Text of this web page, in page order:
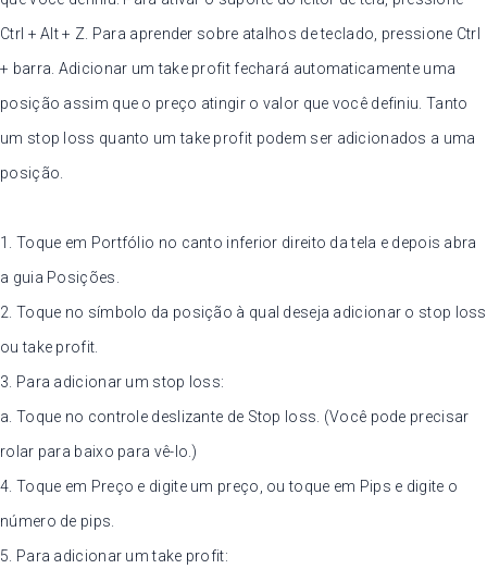
Ctrl + Alt + Z. Para aprender sobre atalhos de teclado, pressione Ctrl
+ barra. Adicionar um take profit fechará automaticamente uma
posição assim que o preço atingir o valor que você definiu. Tanto
um stop loss quanto um take profit podem ser adicionados a uma
posição.
1. Toque em Portfólio no canto inferior direito da tela e depois abra
a guia Posições.
2. Toque no símbolo da posição à qual deseja adicionar o stop loss
ou take profit.
3. Para adicionar um stop loss:
a. Toque no controle deslizante de Stop loss. (Você pode precisar
rolar para baixo para vê-lo.)
4. Toque em Preço e digite um preço, ou toque em Pips e digite o
número de pips.
5. Para adicionar um take profit: